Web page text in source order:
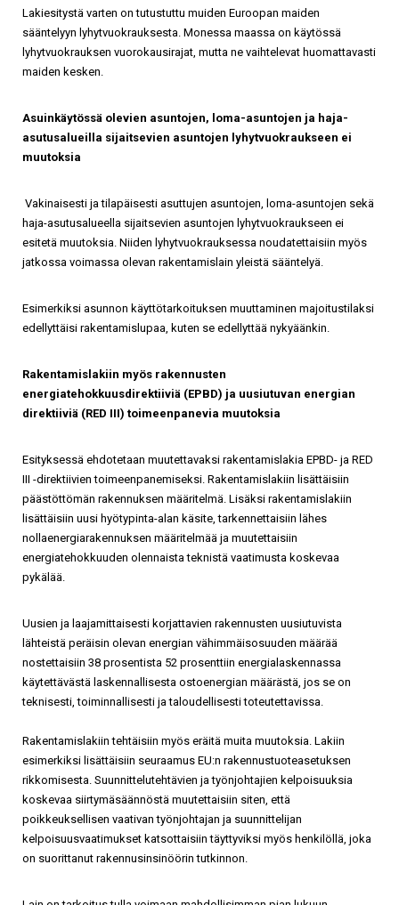
Lakiesitystä varten on tutustuttu muiden Euroopan maiden
sääntelyyn lyhytvuokrauksesta. Monessa maassa on käytössä
lyhytvuokrauksen vuorokausirajat, mutta ne vaihtelevat huomattavasti
maiden kesken.
Asuinkäytössä olevien asuntojen, loma-asuntojen ja haja-
asutusalueilla sijaitsevien asuntojen lyhytvuokraukseen ei
muutoksia
Vakinaisesti ja tilapäisesti asuttujen asuntojen, loma-asuntojen sekä
haja-asutusalueella sijaitsevien asuntojen lyhytvuokraukseen ei
esitetä muutoksia. Niiden lyhytvuokrauksessa noudatettaisiin myös
jatkossa voimassa olevan rakentamislain yleistä sääntelyä.
Esimerkiksi asunnon käyttötarkoituksen muuttaminen majoitustilaksi
edellyttäisi rakentamislupaa, kuten se edellyttää nykyäänkin.
Rakentamislakiin myös rakennusten
energiatehokkuusdirektiiviä (EPBD) ja uusiutuvan energian
direktiiviä (RED III) toimeenpanevia muutoksia
Esityksessä ehdotetaan muutettavaksi rakentamislakia EPBD- ja RED
III -direktiivien toimeenpanemiseksi. Rakentamislakiin lisättäisiin
päästöttömän rakennuksen määritelmä. Lisäksi rakentamislakiin
lisättäisiin uusi hyötypinta-alan käsite, tarkennettaisiin lähes
nollaenergiarakennuksen määritelmää ja muutettaisiin
energiatehokkuuden olennaista teknistä vaatimusta koskevaa
pykälää.
Uusien ja laajamittaisesti korjattavien rakennusten uusiutuvista
lähteistä peräisin olevan energian vähimmäisosuuden määrää
nostettaisiin 38 prosentista 52 prosenttiin energialaskennassa
käytettävästä laskennallisesta ostoenergian määrästä, jos se on
teknisesti, toiminnallisesti ja taloudellisesti toteutettavissa.
Rakentamislakiin tehtäisiin myös eräitä muita muutoksia. Lakiin
esimerkiksi lisättäisiin seuraamus EU:n rakennustuoteasetuksen
rikkomisesta. Suunnittelutehtävien ja työnjohtajien kelpoisuuksia
koskevaa siirtymäsäännöstä muutettaisiin siten, että
poikkeuksellisen vaativan työnjohtajan ja suunnittelijan
kelpoisuusvaatimukset katsottaisiin täyttyviksi myös henkilöllä, joka
on suorittanut rakennusinsinöörin tutkinnon.